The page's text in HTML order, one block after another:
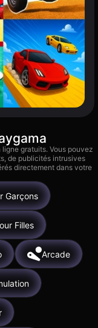
gratuits. Vous pouvez
de publicités intrusives
directement dans votre
Garçons
Filles
Arcade